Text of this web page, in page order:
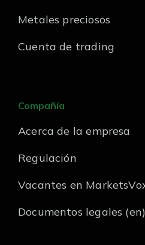
Metales preciosos
Cuenta de trading
Compañía
Acerca de la empresa
Regulación
Vacantes en
Documentos legales (en)